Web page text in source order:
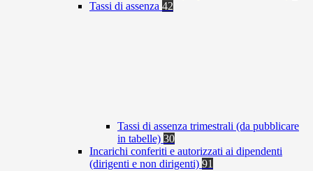
Tassi di assenza 42
Tassi di assenza trimestrali (da pubblicare
in tabelle) 30
Incarichi conferiti e autorizzati ai dipendenti
(dirigenti e non dirigenti) 91